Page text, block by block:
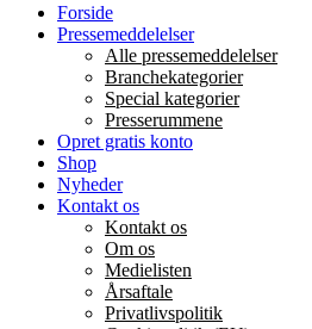
Forside
Pressemeddelelser
Alle pressemeddelelser
Branchekategorier
Special kategorier
Presserummene
Opret gratis konto
Shop
Nyheder
Kontakt os
Kontakt os
Om os
Medielisten
Årsaftale
Privatlivspolitik